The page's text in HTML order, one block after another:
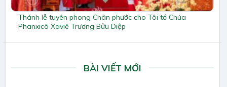
Thánh lễ tuyên phong Chân phước cho Tôi tớ Chúa
Phanxicô Xaviê Trương Bửu Diệp
BÀI VIẾT MỚI